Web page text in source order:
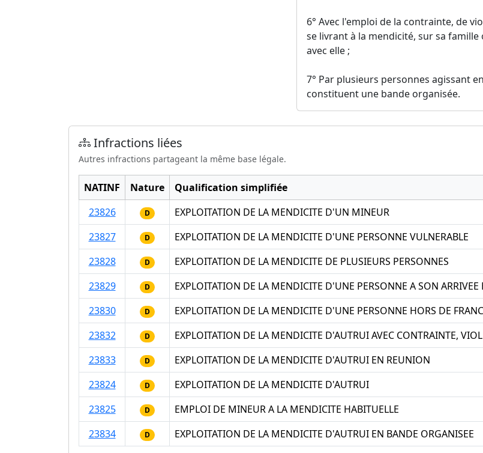
6° Avec l'emploi de la contrainte, de
se livrant à la mendicité, sur sa
avec elle ;
7° Par plusieurs personnes agissant
constituent une bande organisée.
Infractions liées
Autres infractions partageant la même base légale.
NATINF Nature
Qualification simplifiée
23826
D
EXPLOITATION DE LA MENDICITE D'UN MINEUR
23827
D
EXPLOITATION DE LA MENDICITE D'UNE PERSONNE VULNERABLE
23828
D
EXPLOITATION DE LA MENDICITE DE PLUSIEURS PERSONNES
23829
D
EXPLOITATION DE LA MENDICITE D'UNE PERSONNE A SON ARRIVEE
23830
D
EXPLOITATION DE LA MENDICITE D'UNE PERSONNE HORS DE
23832
D
EXPLOITATION DE LA MENDICITE D'AUTRUI AVEC CONTRAINTE,
23833
D
EXPLOITATION DE LA MENDICITE D'AUTRUI EN REUNION
23824
D
EXPLOITATION DE LA MENDICITE D'AUTRUI
23825
D
EMPLOI DE MINEUR A LA MENDICITE HABITUELLE
23834
D EXPLOITATION DE LA MENDICITE D'AUTRUI EN BANDE ORGANISEE